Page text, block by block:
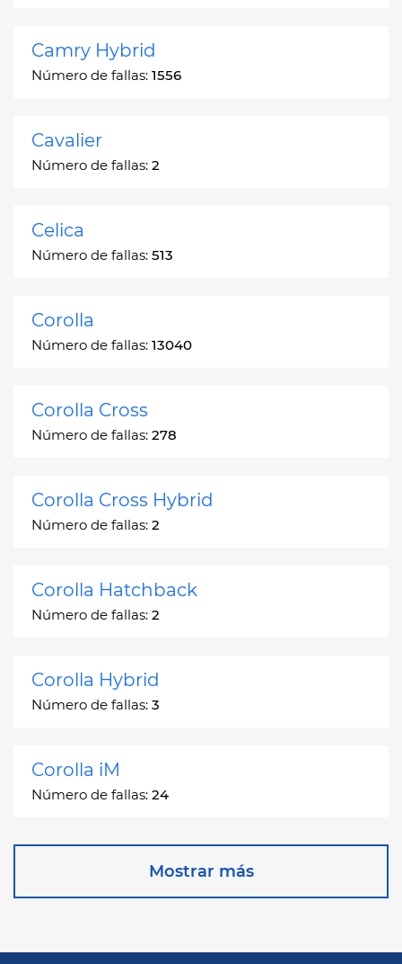
Camry Hybrid
Número de fallas: 1556
Cavalier
Número de fallas: 2
Celica
Número de fallas: 513
Corolla
Número de fallas: 13040
Corolla Cross
Número de fallas: 278
Corolla Cross Hybrid
Número de fallas: 2
Corolla Hatchback
Número de fallas: 2
Corolla Hybrid
Número de fallas: 3
Corolla iM
Número de fallas: 24
Corona Station Wagon
Mostrar más